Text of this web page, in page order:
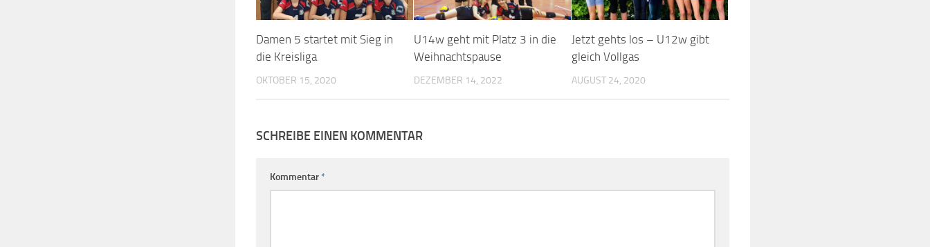
Damen 5 startet mit Sieg in
die Kreisliga
OKTOBER 15, 2020
U14w geht mit Platz 3 in die
Weihnachtspause
DEZEMBER 14, 2022
Jetzt gehts los – U12w gibt
gleich Vollgas
AUGUST 24, 2020
SCHREIBE EINEN KOMMENTAR
Kommentar*